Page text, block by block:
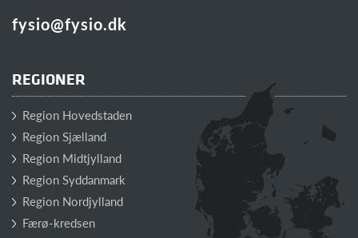
fysio@fysio.dk
REGIONER
Region Hovedstaden
Region Sjælland
Region Midtjylland
Region Syddanmark
Region Nordjylland
Færø-kredsen